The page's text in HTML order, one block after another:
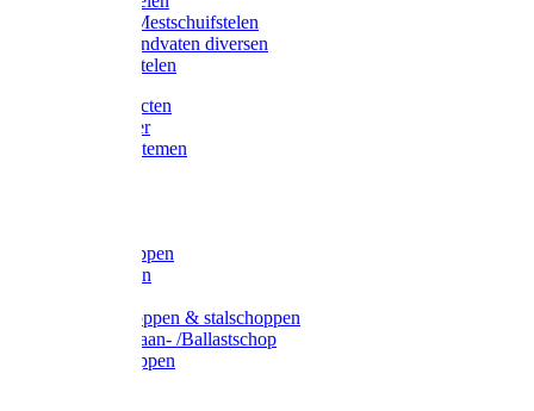
Sneeuw- /Mestschuifstelen
Stelen / Handvaten diversen
Telescoopstelen
Tuin producten
Fruitplukker
Ophangsystemen
Betonschoppen
Schepbatsen
Ballastschoppen & stalschoppen
Slijtsrip Graan- /Ballastschop
Graanschoppen